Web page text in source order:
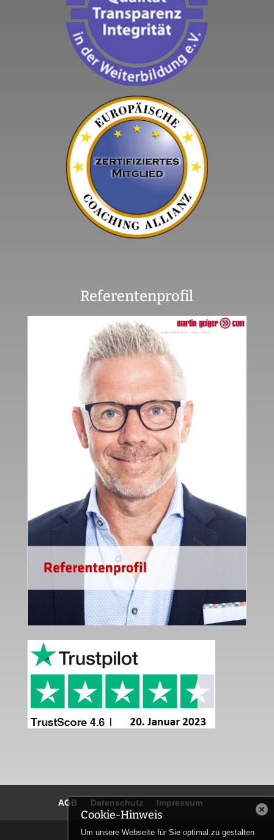
Referentenprofil
AGB Datenschutz Impressum
Cookie-Hinweis
Um unsere Webseite für Sie optimal zu gestalten